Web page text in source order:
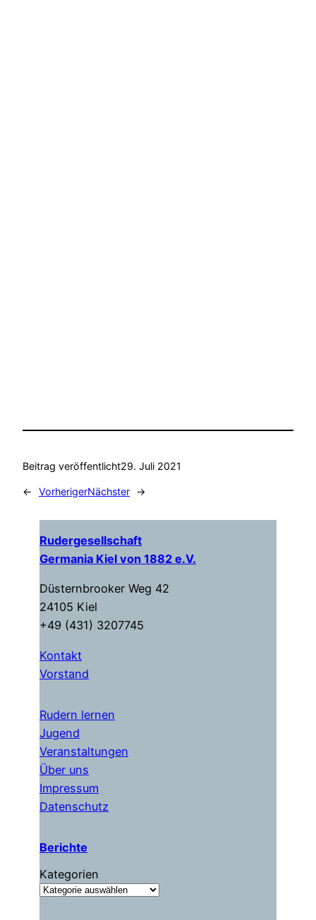
Beitrag veröffentlicht29. Juli 2021
← VorherigerNächster →
Rudergesellschaft
Germania Kiel von 1882 e.V.
Düsternbrooker Weg 42
24105 Kiel
+49 (431) 3207745
Kontakt
Vorstand
Rudern lernen
Jugend
Veranstaltungen
Über uns
Impressum
Datenschutz
Berichte
Kategorien